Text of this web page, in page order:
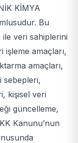
KİMYA
Bu
veri sahiplerini
amaçları,
amaçları,
sebepleri,
kişisel veri
güncelleme,
Kanunu’nun